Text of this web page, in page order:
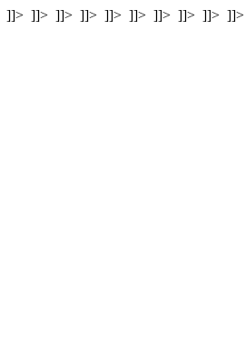
]]> ]]> ]]> ]]> ]]> ]]> ]]> ]]> ]]> ]]>